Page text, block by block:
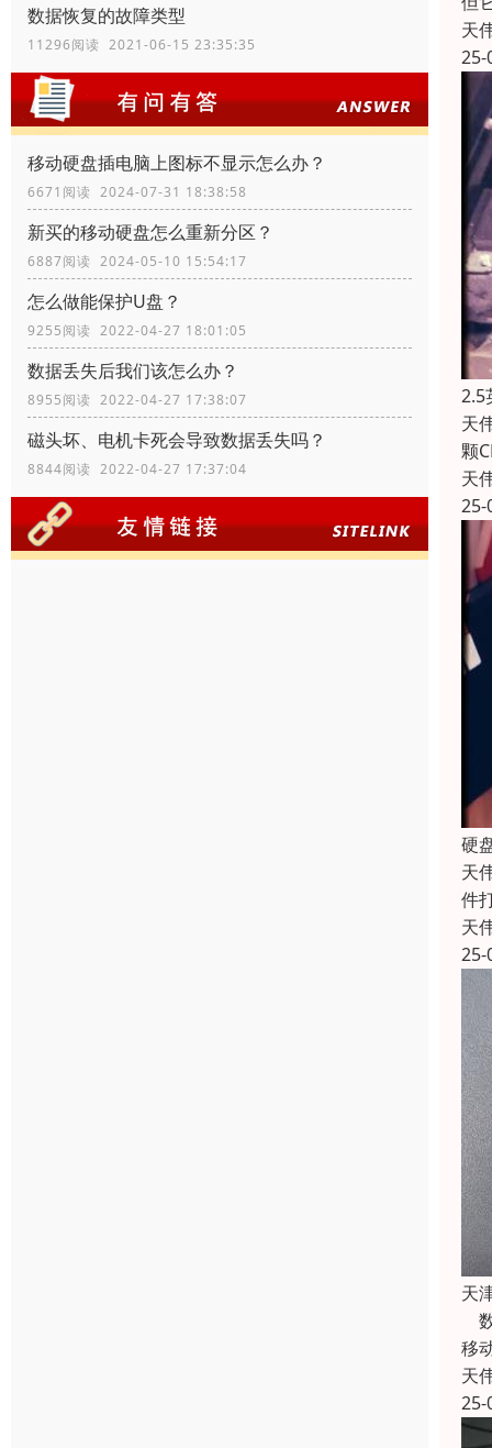
数据恢复的故障类型
11296阅读 2021-06-15 23:35:35
移动硬盘插电脑上图标不显示怎么办？
6671阅读 2024-07-31 18:38:58
新买的移动硬盘怎么重新分区？
6887阅读 2024-05-10 15:54:17
怎么做能保护U盘？
9255阅读 2022-04-27 18:01:05
数据丢失后我们该怎么办？
8955阅读 2022-04-27 17:38:07
磁头坏、电机卡死会导致数据丢失吗？
8844阅读 2022-04-27 17:37:04
天
25-
2.5
天
颗
天
25-
硬
天
件
天
25-
天
移
天
25-